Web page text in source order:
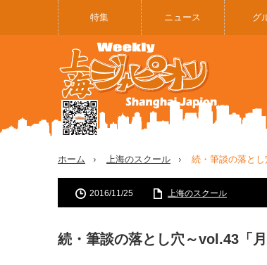
特集 ニュース グ
ホーム 上海のスクール 続・筆談の落と
2016/11/25 上海のスクール
続・筆談の落とし穴～vol.43「